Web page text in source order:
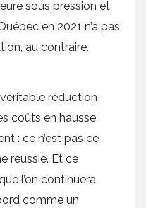
sous pression et
en 2021 n’a pas
au contraire.
réduction
coûts en hausse
: ce n’est pas ce
réussie. Et ce
l’on continuera
comme un